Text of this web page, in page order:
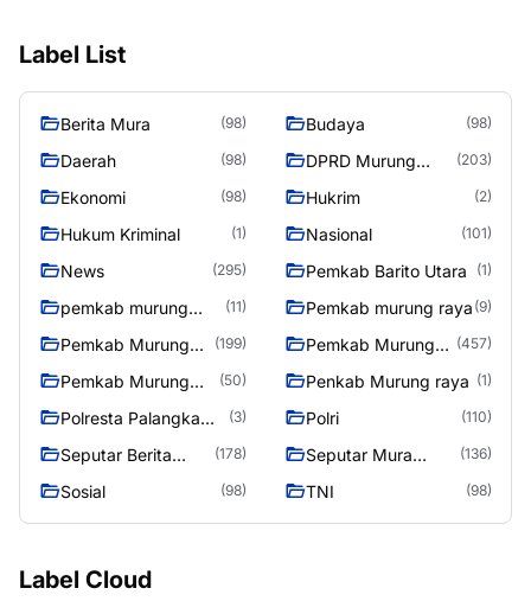
Label List
Berita Mura (98) Budaya (98)
Daerah (98)
DPRD Murung
(203)
Ekonomi (98) Hukrim (2)
Hukum Kriminal (1) Nasional (101)
News (295) Pemkab Barito Utara (1)
pemkab murung
(11) Pemkab murung raya (9)
Pemkab Murung
(199)
Pemkab Murung
(457)
Pemkab Murung
(50) Penkab Murung raya (1)
Polresta Palangka
(3) Polri (110)
Seputar Berita
(178)
Seputar Mura
(136)
Sosial (98) TNI (98)
Label Cloud